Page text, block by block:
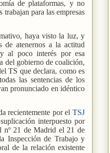
de plataformas, y no
para las empresas
haya visto la luz, y
de atenernos a la actitud
al poco interés por esa
del gobierno de coalición,
TS que declara, como es
las sentencias de los
pronunciado en idéntico
recientemente por el TSJ
interpuesto por
nº 21 de Madrid el 21 de
Inspección de Trabajo y
de la relación existente